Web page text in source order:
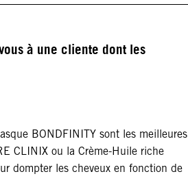
à une cliente dont les
BONDFINITY sont les meilleures
CLINIX ou la Crème-Huile riche
dompter les cheveux en fonction de